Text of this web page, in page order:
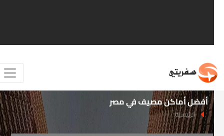
أفضل أماكن مصيف في مصر
الرئيسية